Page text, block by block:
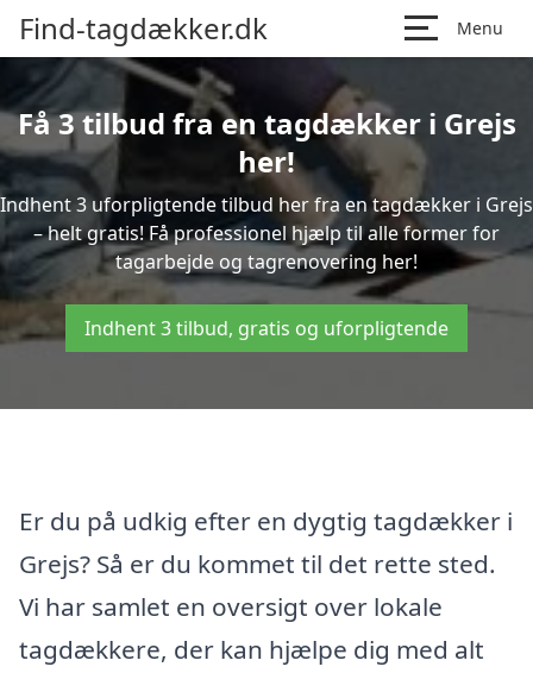
Find-tagdækker.dk Menu
Få 3 tilbud fra en tagdækker i Grejs
her!
Indhent 3 uforpligtende tilbud her fra en tagdækker i Grejs
– helt gratis! Få professionel hjælp til alle former for
tagarbejde og tagrenovering her!
Indhent 3 tilbud, gratis og uforpligtende
Er du på udkig efter en dygtig tagdækker i
Grejs? Så er du kommet til det rette sted.
Vi har samlet en oversigt over lokale
tagdækkere, der kan hjælpe dig med alt